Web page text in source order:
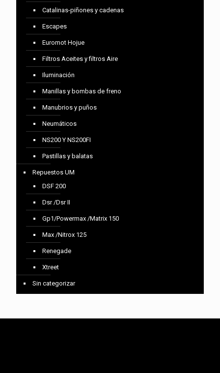
Catalinas-piñones y cadenas
Escapes
Euromot Hojue
Filtros Aceites y filtros Aire
Iluminación
Manillas y bombas de freno
Manubrios y puños
Neumáticos
NS200 Y NS200FI
Pastillas y balatas
Repuestos UM
DSF 200
Dsr /Dsr II
Gp1/Powermax /Matrix 150
Max /Nitrox 125
Renegade
Xtreet
Sin categorizar